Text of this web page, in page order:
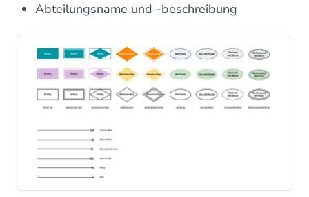
Abteilungsname und -beschreibung